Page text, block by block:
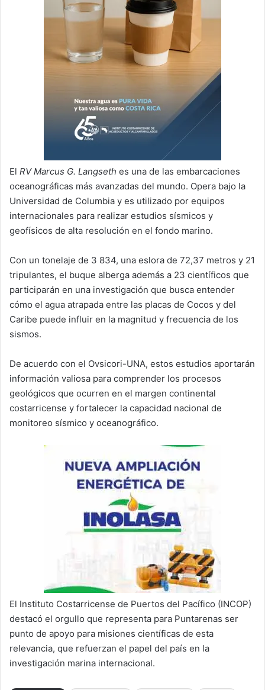
El RV Marcus G. Langseth es una de las embarcaciones
oceanográficas más avanzadas del mundo. Opera bajo la
Universidad de Columbia y es utilizado por equipos
internacionales para realizar estudios sísmicos y
geofísicos de alta resolución en el fondo marino.
Con un tonelaje de 3 834, una eslora de 72,37 metros y 21
tripulantes, el buque alberga además a 23 científicos que
participarán en una investigación que busca entender
cómo el agua atrapada entre las placas de Cocos y del
Caribe puede influir en la magnitud y frecuencia de los
sismos.
De acuerdo con el Ovsicori-UNA, estos estudios aportarán
información valiosa para comprender los procesos
geológicos que ocurren en el margen continental
costarricense y fortalecer la capacidad nacional de
monitoreo sísmico y oceanográfico.
El Instituto Costarricense de Puertos del Pacífico (INCOP)
destacó el orgullo que representa para Puntarenas ser
punto de apoyo para misiones científicas de esta
relevancia, que refuerzan el papel del país en la
investigación marina internacional.